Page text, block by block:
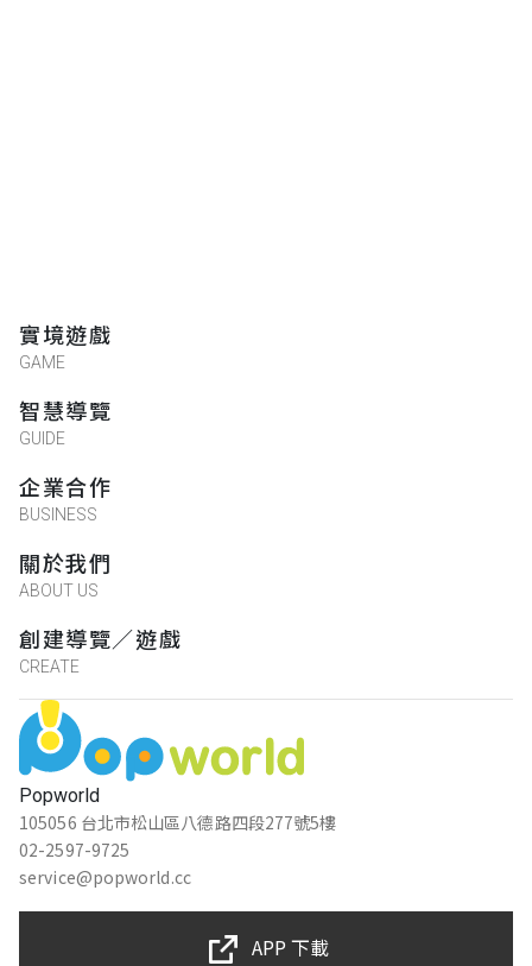
Popworld
105056 台北市松山區八德路四段277號5樓
02-2597-9725
service@popworld.cc
實境遊戲
GAME
智慧導覽
GUIDE
企業合作
BUSINESS
關於我們
ABOUT US
創建導覽／遊戲
CREATE
APP 下載